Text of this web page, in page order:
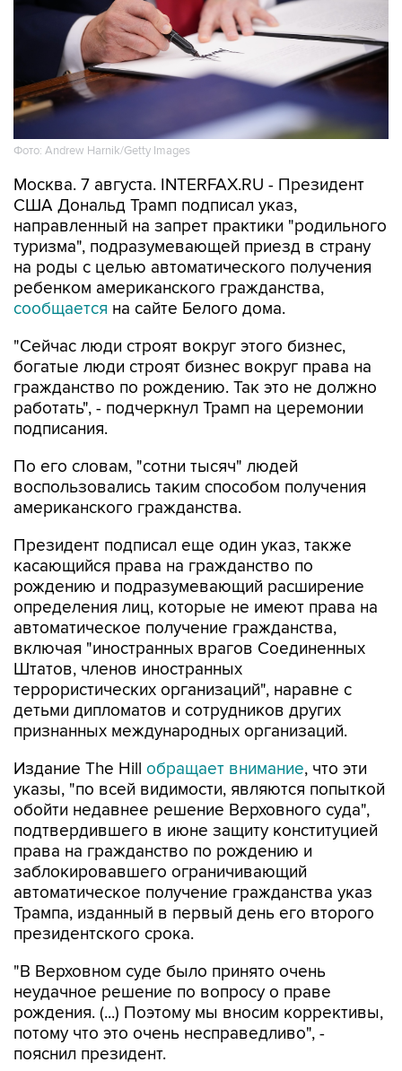
Фото: Andrew Harnik/Getty Images
Москва. 7 августа. INTERFAX.RU - Президент
США Дональд Трамп подписал указ,
направленный на запрет практики "родильного
туризма", подразумевающей приезд в страну
на роды с целью автоматического получения
ребенком американского гражданства,
сообщается на сайте Белого дома.
"Сейчас люди строят вокруг этого бизнес,
богатые люди строят бизнес вокруг права на
гражданство по рождению. Так это не должно
работать", - подчеркнул Трамп на церемонии
подписания.
По его словам, "сотни тысяч" людей
воспользовались таким способом получения
американского гражданства.
Президент подписал еще один указ, также
касающийся права на гражданство по
рождению и подразумевающий расширение
определения лиц, которые не имеют права на
автоматическое получение гражданства,
включая "иностранных врагов Соединенных
Штатов, членов иностранных
террористических организаций", наравне с
детьми дипломатов и сотрудников других
признанных международных организаций.
Издание The Hill обращает внимание, что эти
указы, "по всей видимости, являются попыткой
обойти недавнее решение Верховного суда",
подтвердившего в июне защиту конституцией
права на гражданство по рождению и
заблокировавшего ограничивающий
автоматическое получение гражданства указ
Трампа, изданный в первый день его второго
президентского срока.
"В Верховном суде было принято очень
неудачное решение по вопросу о праве
рождения. (...) Поэтому мы вносим коррективы,
потому что это очень несправедливо", -
пояснил президент.